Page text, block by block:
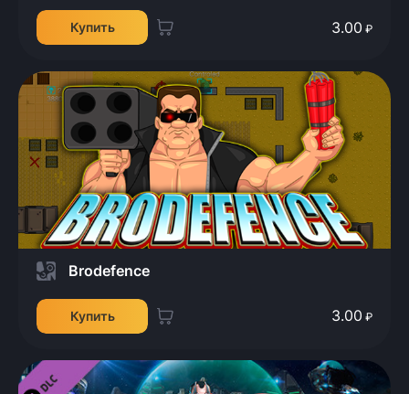
Купить 3.00 ₽
Brodefence
Купить 3.00 ₽